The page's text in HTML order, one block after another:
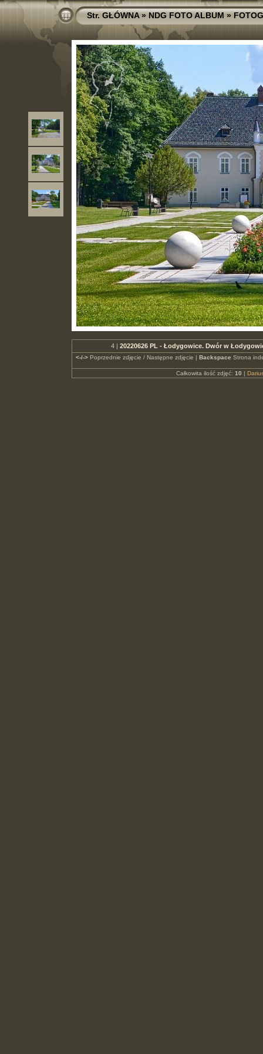
Str. GŁÓWNA»NDG FOTO ALBUM»
4 | 20220626 PL - Łodygowice. Dwór w
<-/->Poprzednie zdjęcie / Następne zdjęcie | Backspace Strona
Całkowita ilość zdjęć: 10 |